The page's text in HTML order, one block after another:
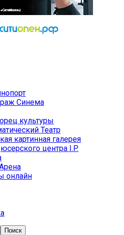
Синема
культуры
Театр
картинная галерея
центра I.P.
онлайн